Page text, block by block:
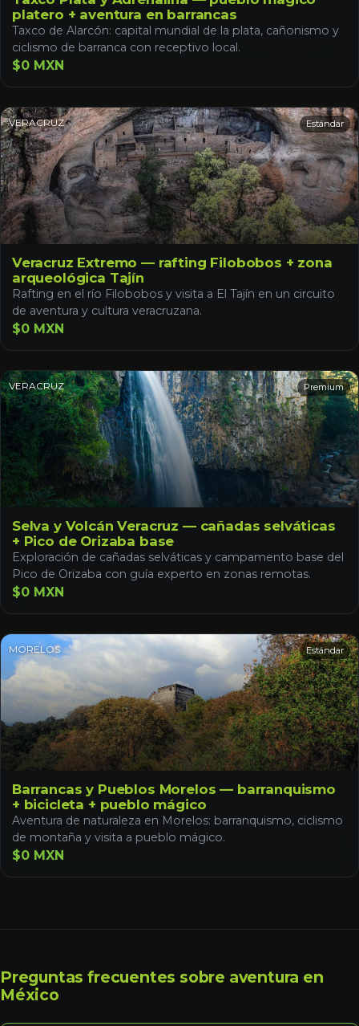
platero + aventura en barrancas
Taxco de Alarcón: capital mundial de la plata, cañonismo y
ciclismo de barranca con receptivo local.
$0 MXN
VERACRUZ Estándar
Veracruz Extremo — rafting Filobobos + zona
arqueológica Tajín
Rafting en el río Filobobos y visita a El Tajín en un circuito
de aventura y cultura veracruzana.
$0 MXN
VERACRUZ Premium
Selva y Volcán Veracruz — cañadas selváticas
+ Pico de Orizaba base
Exploración de cañadas selváticas y campamento base del
Pico de Orizaba con guía experto en zonas remotas.
$0 MXN
MORELOS Estándar
Barrancas y Pueblos Morelos — barranquismo
+ bicicleta + pueblo mágico
Aventura de naturaleza en Morelos: barranquismo, ciclismo
de montaña y visita a pueblo mágico.
$0 MXN
Preguntas frecuentes sobre aventura en
México